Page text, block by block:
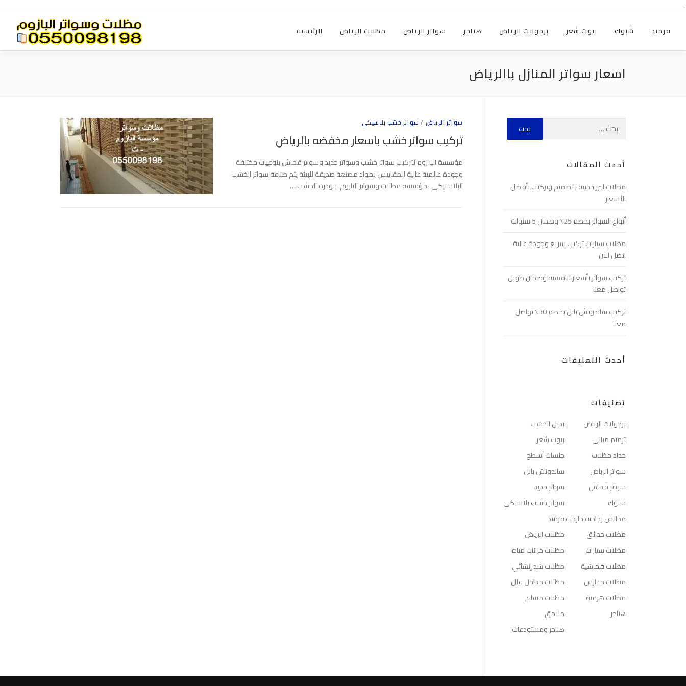
.
الرئيسية مظلات الرياض سواتر الرياض هناجر برجولات الرياض بيوت شعر شبوك قرميد
اسعار سواتر المنازل باالرياض
سواتر الرياض / سوانر خشب بلاسيكي
تركيب سواتر خشب باسعار مخفضه بالرياض
مؤسسة البا زوم لتركيب سواتر خشب وسواتر حديد وسواتر قماش بنوعيات مختلفة
وجودة عالمية عالية المقاييس بمواد مصنعة صديقة للبيئة يتم صناعة سواتر الخشب
البلاستيكي بمؤسسة مظلات وسواتر البازوم ببودرة الخشب …
أحدث المقالات
مظلات ليزر حديثة | تصميم وتركيب بأفضل
الأسعار
أنواع السواتر بخصم 25٪ وضمان 5 سنوات
مظلات سيارات تركيب سريع وجودة عالية
اتصل الآن
تركيب سواتر بأسعار تنافسية وضمان طويل
تواصل معنا
تركيب ساندوتش بانل بخصم 30٪ تواصل
معنا
أحدث التعليقات
تصنيفات
بديل الخشب
برجولات الرياض
بيوت شعر
ترميم مباني
جلسات أسطح
حداد مظلات
ساندوتش بانل
سواتر الرياض
سواتر حديد
سواتر قماش
سوانر خشب بلاسيكي
شبوك
قرميدمجالس زجاجية خارجية
مظلات الرياض
مظلات حدائق
مظلات خزانات مياه
مظلات سيارات
مظلات شد إنشائي
مظلات قماشية
مظلات مداخل فلل
مظلات مدارس
مظلات مسابح
مظلات هرمية
ملاحق
هناجر
هناجر ومستودعات